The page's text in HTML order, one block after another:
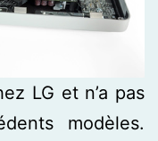
LG et n’a pas
modèles.